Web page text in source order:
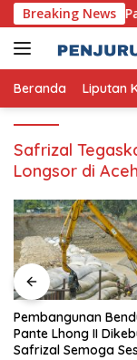
Skip
to
content
Breaking News
Bendung
Beranda Liputan
Safrizal
Longsor di
Bendung
Dikebut,
Sesuai